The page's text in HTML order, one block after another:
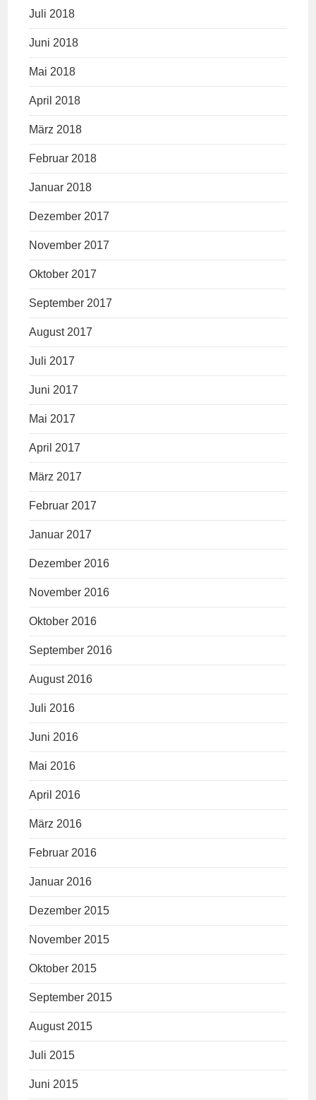
Juli 2018
Juni 2018
Mai 2018
April 2018
März 2018
Februar 2018
Januar 2018
Dezember 2017
November 2017
Oktober 2017
September 2017
August 2017
Juli 2017
Juni 2017
Mai 2017
April 2017
März 2017
Februar 2017
Januar 2017
Dezember 2016
November 2016
Oktober 2016
September 2016
August 2016
Juli 2016
Juni 2016
Mai 2016
April 2016
März 2016
Februar 2016
Januar 2016
Dezember 2015
November 2015
Oktober 2015
September 2015
August 2015
Juli 2015
Juni 2015